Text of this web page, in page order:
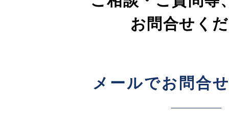
お問合せく
メールでお問合